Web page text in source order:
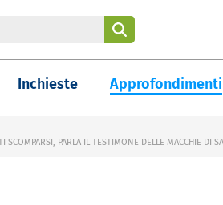
Inchieste Approfondimenti
SCOMPARSI, PARLA IL TESTIMONE DELLE MACCHIE DI